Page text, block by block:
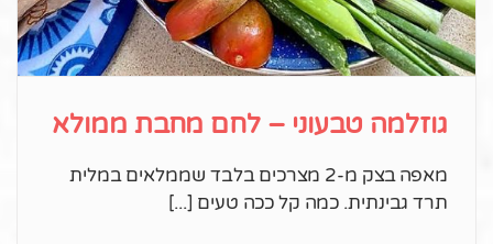
גוזלמה טבעוני – לחם מחבת ממולא
מאפה בצק מ-2 מצרכים בלבד שממלאים במלית
תרד גבינתית. כמה קל ככה טעים